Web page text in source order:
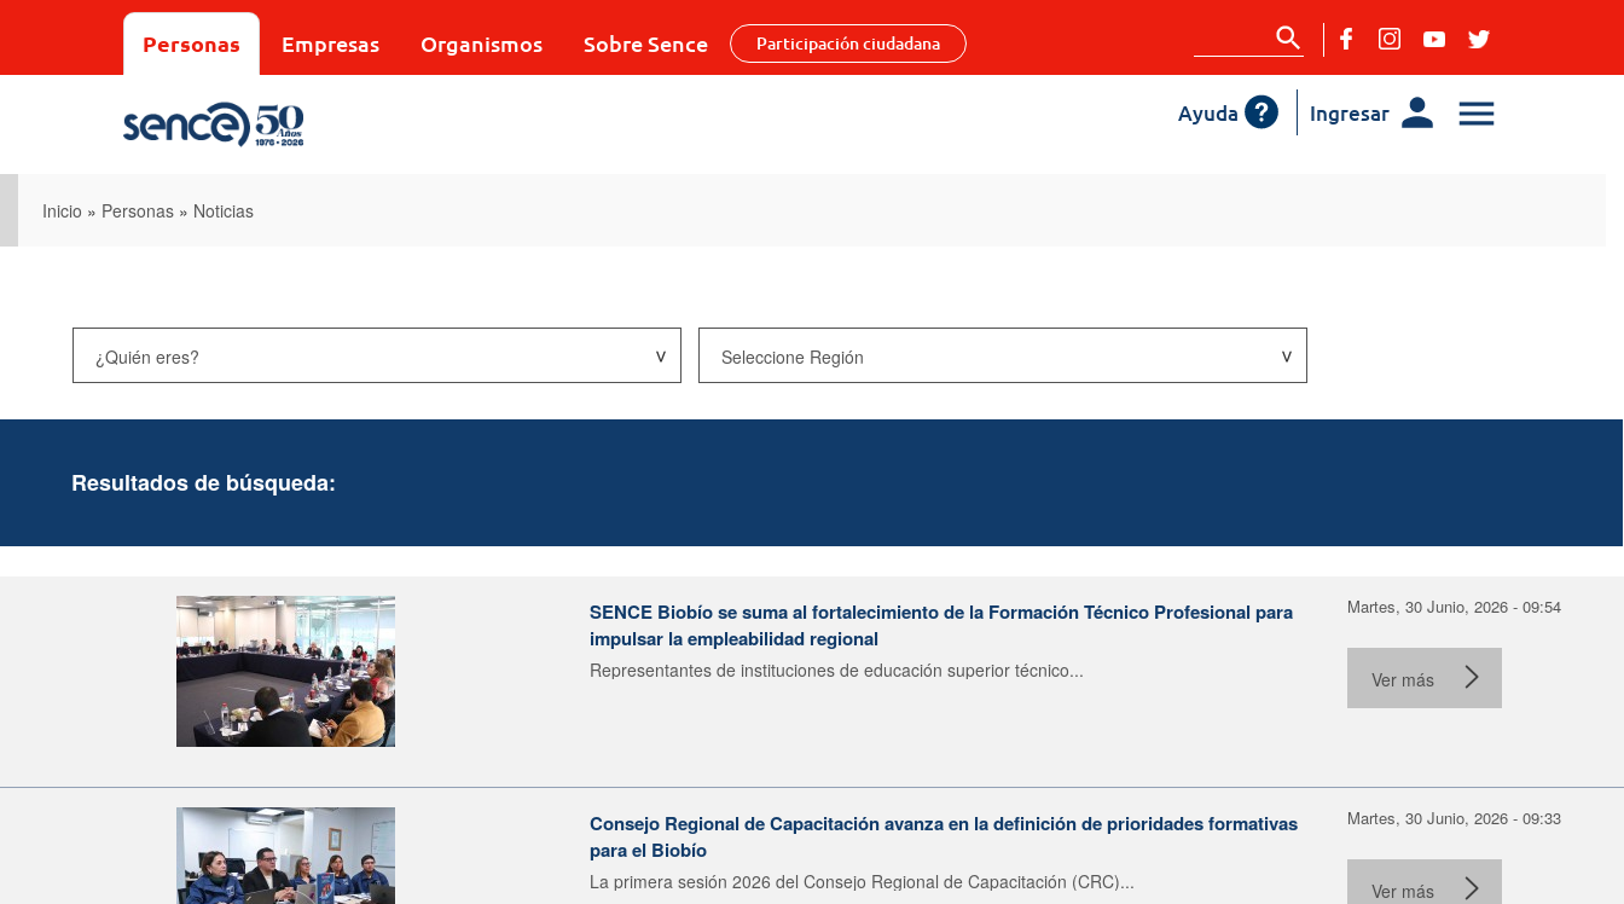
Personas Empresas Organismos Sobre Sence Participación ciudadana
Ingresar
Ayuda
Inicio » Personas » Noticias
Resultados de búsqueda:
SENCE Biobío se suma al fortalecimiento de la Formación Técnico Profesional para
impulsar la empleabilidad regional
Representantes de instituciones de educación superior técnico...
Martes, 30 Junio, 2026 - 09:54
Ver más
Consejo Regional de Capacitación avanza en la definición de prioridades formativas
para el Biobío
La primera sesión 2026 del Consejo Regional de Capacitación (CRC)...
Martes, 30 Junio, 2026 - 09:33
Ver más